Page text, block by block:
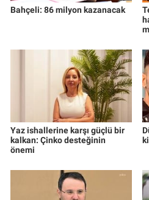
Bahçeli: 86 milyon kazanacak
Yaz ishallerine karşı güçlü bir
kalkan: Çinko desteğinin
önemi